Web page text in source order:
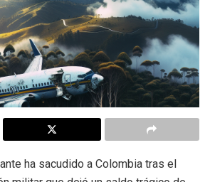
ha sacudido a Colombia tras el